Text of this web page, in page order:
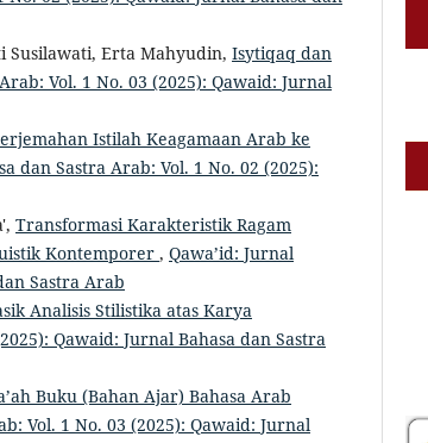
Susilawati, Erta Mahyudin, Isytiqaq dan
Vol. 1 No. 03 (2025): Qawaid: Jurnal
Istilah Keagamaan Arab ke
dan Sastra Arab: Vol. 1 No. 02 (2025):
Transformasi Karakteristik Ragam
Kontemporer , Qawa’id: Jurnal
Sastra Arab
Analisis Stilistika atas Karya
Qawaid: Jurnal Bahasa dan Sastra
Buku (Bahan Ajar) Bahasa Arab
Vol. 1 No. 03 (2025): Qawaid: Jurnal